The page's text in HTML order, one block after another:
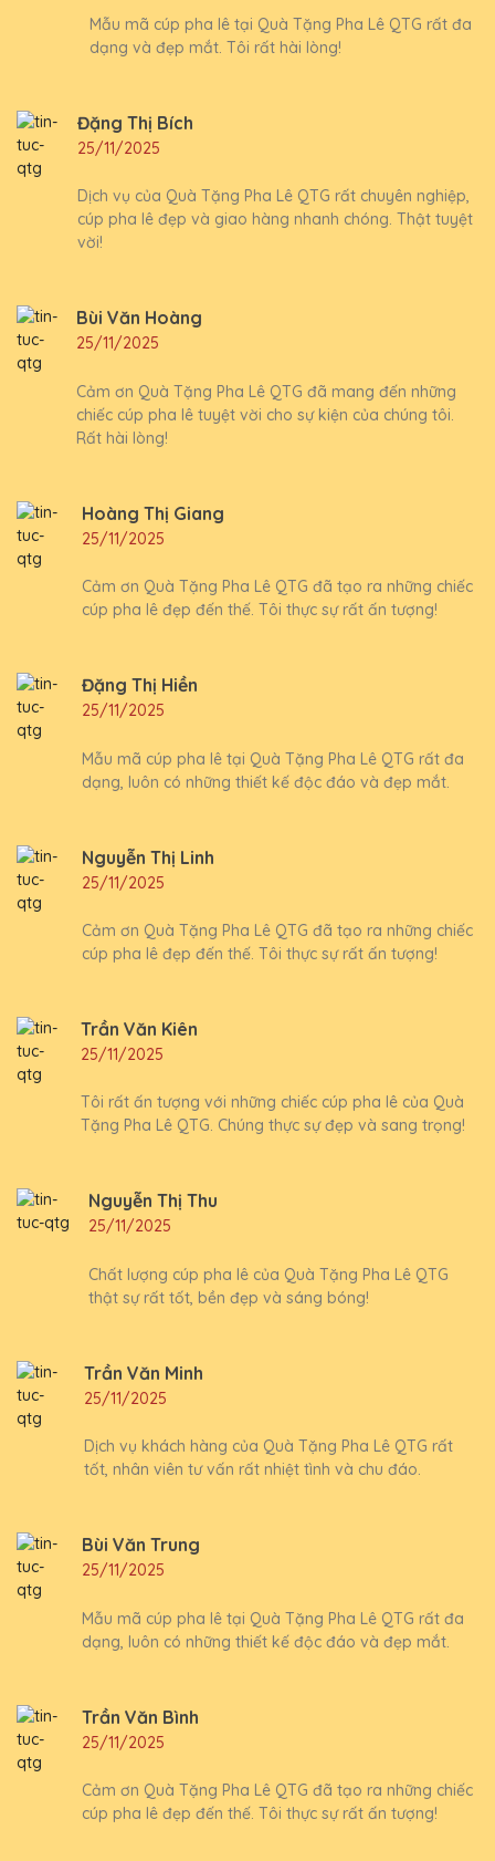
Mẫu mã cúp pha lê tại Quà Tặng Pha Lê QTG rất đa
dạng và đẹp mắt. Tôi rất hài lòng!
Đặng Thị Bích
25/11/2025
Dịch vụ của Quà Tặng Pha Lê QTG rất chuyên nghiệp,
cúp pha lê đẹp và giao hàng nhanh chóng. Thật tuyệt
vời!
Bùi Văn Hoàng
25/11/2025
Cảm ơn Quà Tặng Pha Lê QTG đã mang đến những
chiếc cúp pha lê tuyệt vời cho sự kiện của chúng tôi.
Rất hài lòng!
Hoàng Thị Giang
25/11/2025
Cảm ơn Quà Tặng Pha Lê QTG đã tạo ra những chiếc
cúp pha lê đẹp đến thế. Tôi thực sự rất ấn tượng!
Đặng Thị Hiền
25/11/2025
Mẫu mã cúp pha lê tại Quà Tặng Pha Lê QTG rất đa
dạng, luôn có những thiết kế độc đáo và đẹp mắt.
Nguyễn Thị Linh
25/11/2025
Cảm ơn Quà Tặng Pha Lê QTG đã tạo ra những chiếc
cúp pha lê đẹp đến thế. Tôi thực sự rất ấn tượng!
Trần Văn Kiên
25/11/2025
Tôi rất ấn tượng với những chiếc cúp pha lê của Quà
Tặng Pha Lê QTG. Chúng thực sự đẹp và sang trọng!
Nguyễn Thị Thu
25/11/2025
Chất lượng cúp pha lê của Quà Tặng Pha Lê QTG
thật sự rất tốt, bền đẹp và sáng bóng!
Trần Văn Minh
25/11/2025
Dịch vụ khách hàng của Quà Tặng Pha Lê QTG rất
tốt, nhân viên tư vấn rất nhiệt tình và chu đáo.
Bùi Văn Trung
25/11/2025
Mẫu mã cúp pha lê tại Quà Tặng Pha Lê QTG rất đa
dạng, luôn có những thiết kế độc đáo và đẹp mắt.
Trần Văn Bình
25/11/2025
Cảm ơn Quà Tặng Pha Lê QTG đã tạo ra những chiếc
cúp pha lê đẹp đến thế. Tôi thực sự rất ấn tượng!